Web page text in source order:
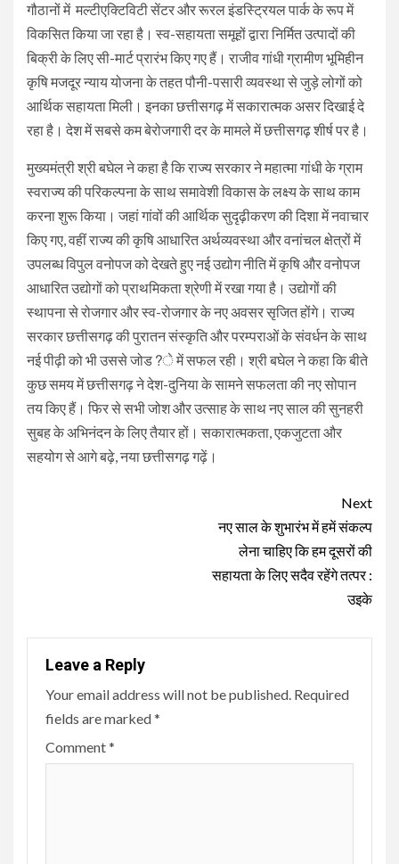
गौठानों में मल्टीएक्टिविटी सेंटर और रूरल इंडस्ट्रियल पार्क के रूप में
विकसित किया जा रहा है। स्व-सहायता समूहों द्वारा निर्मित उत्पादों की
बिक्री के लिए सी-मार्ट प्रारंभ किए गए हैं। राजीव गांधी ग्रामीण भूमिहीन
कृषि मजदूर न्याय योजना के तहत पौनी-पसारी व्यवस्था से जुड़े लोगों को
आर्थिक सहायता मिली। इनका छत्तीसगढ़ में सकारात्मक असर दिखाई दे
रहा है। देश में सबसे कम बेरोजगारी दर के मामले में छत्तीसगढ़ शीर्ष पर है।
मुख्यमंत्री श्री बघेल ने कहा है कि राज्य सरकार ने महात्मा गांधी के ग्राम
स्वराज्य की परिकल्पना के साथ समावेशी विकास के लक्ष्य के साथ काम
करना शुरू किया। जहां गांवों की आर्थिक सुदृढ़ीकरण की दिशा में नवाचार
किए गए, वहीं राज्य की कृषि आधारित अर्थव्यवस्था और वनांचल क्षेत्रों में
उपलब्ध विपुल वनोपज को देखते हुए नई उद्योग नीति में कृषि और वनोपज
आधारित उद्योगों को प्राथमिकता श्रेणी में रखा गया है। उद्योगों की
स्थापना से रोजगार और स्व-रोजगार के नए अवसर सृजित होंगे। राज्य
सरकार छत्तीसगढ़ की पुरातन संस्कृति और परम्पराओं के संवर्धन के साथ
नई पीढ़ी को भी उससे जोड?े में सफल रही। श्री बघेल ने कहा कि बीते
कुछ समय में छत्तीसगढ़ ने देश-दुनिया के सामने सफलता की नए सोपान
तय किए हैं। फिर से सभी जोश और उत्साह के साथ नए साल की सुनहरी
सुबह के अभिनंदन के लिए तैयार हों। सकारात्मकता, एकजुटता और
सहयोग से आगे बढ़े, नया छत्तीसगढ़ गढ़ें।
Next
नए साल के शुभारंभ में हमें संकल्प
लेना चाहिए कि हम दूसरों की
सहायता के लिए सदैव रहेंगे तत्पर :
उइके
Leave a Reply
Your email address will not be published. Required
fields are marked*
Comment*